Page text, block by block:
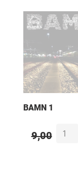
BAMN 1
9,00